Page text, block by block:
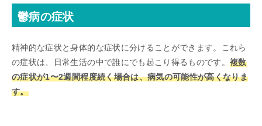
鬱病の症状
精神的な症状と身体的な症状に分けることができます。これら
の症状は、日常生活の中で誰にでも起こり得るものです。複数
の症状が1〜2週間程度続く場合は、病気の可能性が高くなりま
す。